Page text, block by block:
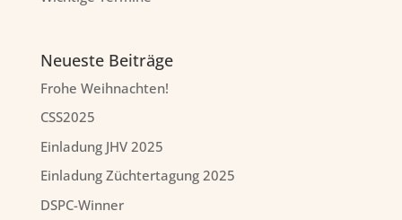
Neueste Beiträge
Frohe Weihnachten!
CSS2025
Einladung JHV 2025
Einladung Züchtertagung 2025
DSPC-Winner